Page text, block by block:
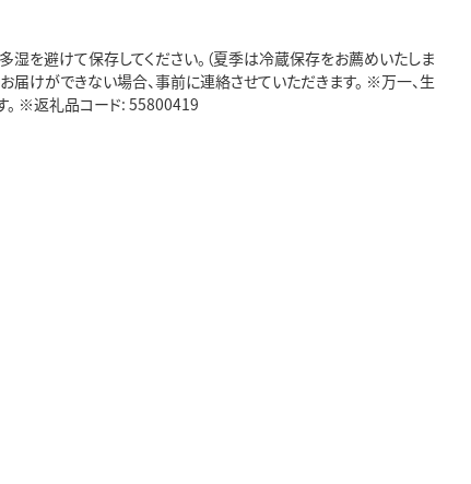
を避けて保存してください。（夏季は冷蔵保存をお薦めいたしま
けができない場合、事前に連絡させていただきます。 ※万一、生
。 ※返礼品コード: 55800419